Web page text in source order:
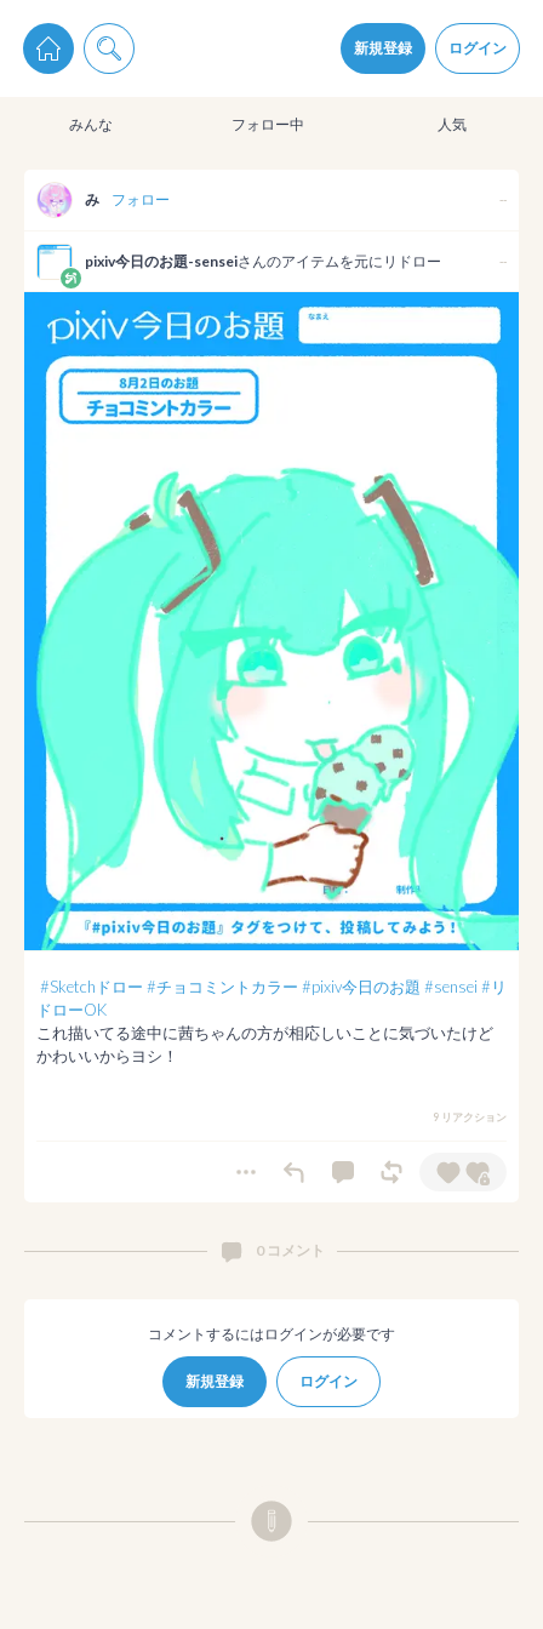
新規登録 ログイン
pixiv Sketchは2024年5月28日付で プライパシーポリシーを改定しました。
通知を受け取るにはここをクリックします
pixiv Sketchアプリでさらに快適に！
みんな フォロー中 人気
み フォロー --
pixiv今日のお題-senseiさんのアイテムを元にリドロー --
#Sketchドロー #チョコミントカラー #pixiv今日のお題 #sensei #リ
ドローOK
これ描いてる途中に茜ちゃんの方が相応しいことに気づいたけど
かわいいからヨシ！
9 リアクション
0 コメント
コメントするにはログインが必要です
新規登録 ログイン